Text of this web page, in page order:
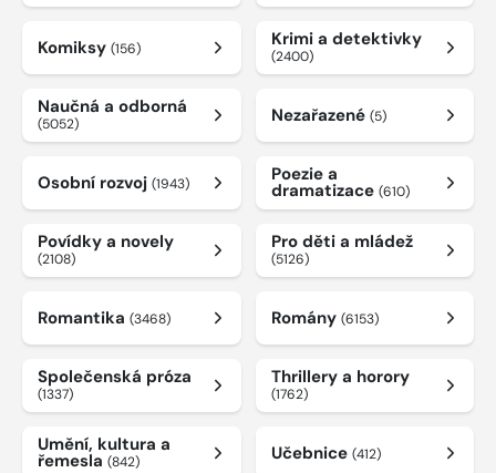
Komiksy (156) Krimi a detektivky
(2400)
Naučná a odborná
(5052) Nezařazené (5)
Osobní rozvoj (1943) Poezie a
dramatizace (610)
Povídky a novely
(2108)
Pro děti a mládež
(5126)
Romantika (3468) Romány (6153)
Společenská próza
(1337)
Thrillery a horory
(1762)
Umění, kultura a
řemesla (842) Učebnice (412)